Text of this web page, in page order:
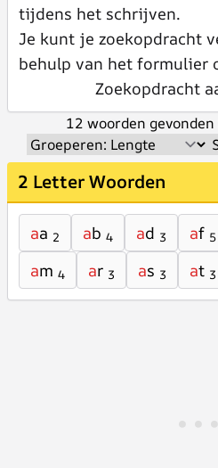
tijdens het schrijven.
Je kunt je zoekopdracht
behulp van het formulier
Zoekopdracht
12 woorden
2 Letter Woorden
aa 2 ab 4 ad 3 af 5
am 4 ar 3 as 3 at 3